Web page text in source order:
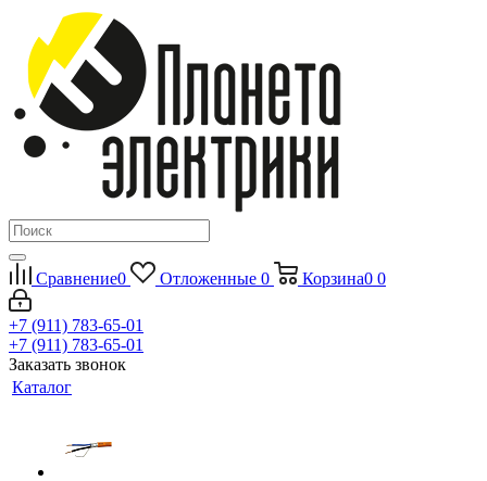
Сравнение0 Отложенные 0 Корзина0 0
+7 (911) 783-65-01
+7 (911) 783-65-01
Заказать звонок
Каталог